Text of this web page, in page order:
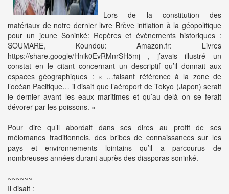
Lors de la constitution des
matériaux de notre dernier livre Brève initiation à la géopolitique
pour un jeune Soninké: Repères et évènements historiques :
SOUMARE, Koundou: Amazon.fr: Livres
https://share.google/Hnik0EvRMnrSH5mj , j’avais illustré un
constat en le citant concernant un descriptif qu’il donnait aux
espaces géographiques : « …faisant référence à la zone de
l’océan Pacifique… il disait que l’aéroport de Tokyo (Japon) serait
le dernier avant les eaux maritimes et qu’au delà on se ferait
dévorer par les poissons. »
Pour dire qu’il abordait dans ses dires au profit de ses
mélomanes traditionnels, des bribes de connaissances sur les
pays et environnements lointains qu’il a parcourus de
nombreuses années durant auprès des diasporas soninké.
~~~~~~
Il disait :